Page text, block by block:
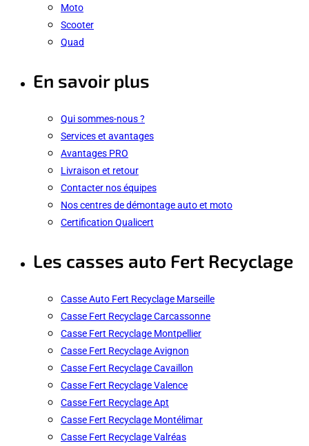
Moto
Scooter
Quad
En savoir plus
Qui sommes-nous ?
Services et avantages
Avantages PRO
Livraison et retour
Contacter nos équipes
Nos centres de démontage auto et moto
Certification Qualicert
Les casses auto Fert Recyclage
Casse Auto Fert Recyclage Marseille
Casse Fert Recyclage Carcassonne
Casse Fert Recyclage Montpellier
Casse Fert Recyclage Avignon
Casse Fert Recyclage Cavaillon
Casse Fert Recyclage Valence
Casse Fert Recyclage Apt
Casse Fert Recyclage Montélimar
Casse Fert Recyclage Valréas